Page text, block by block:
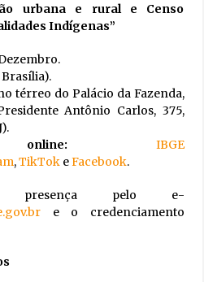
urbana e rural e Censo
Indígenas”
térreo do Palácio da Fazenda,
Antônio Carlos, 375,
online: IBGE
,TikTokeFacebook.
presença pelo e-
e o credenciamento